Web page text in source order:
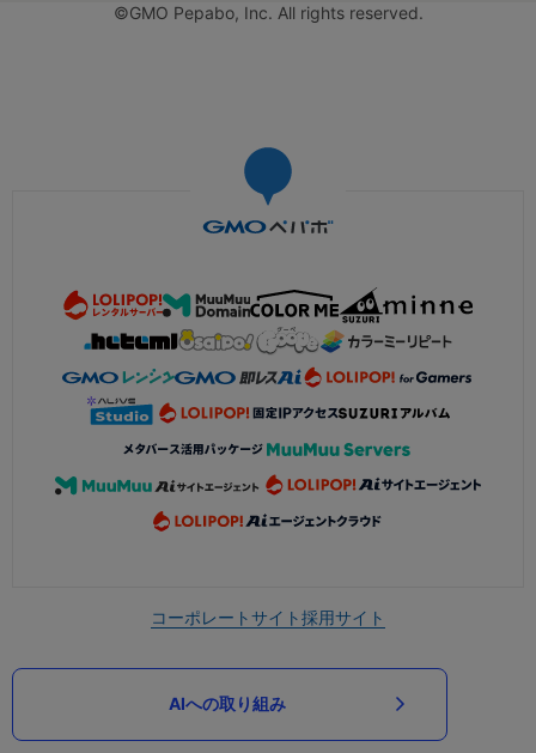
©GMO Pepabo, Inc. All rights reserved.
コーポレートサイト採用サイト
AIへの取り組み